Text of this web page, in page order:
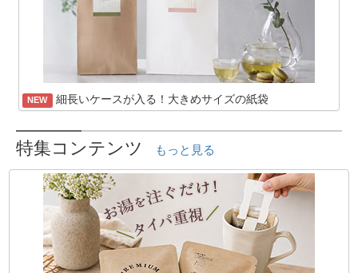
NEW 細長いケースが入る！大きめサイズの紙袋
特集コンテンツ もっと見る